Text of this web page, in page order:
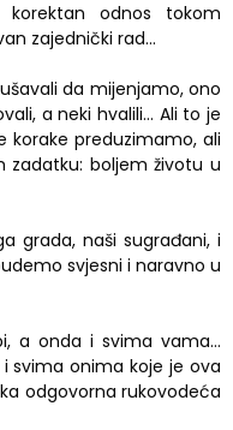
odnos tokom
zajednički rad…
da mijenjamo, ono
a neki hvalili… Ali to je
korake preduzimamo, ali
boljem životu u
grada, naši sugrađani, i
svjesni i naravno u
a onda i svima vama…
svima onima koje je ova
odgovorna rukovodeća